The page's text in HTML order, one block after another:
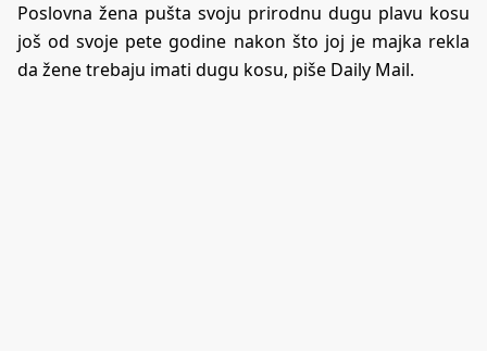
Poslovna žena pušta svoju prirodnu dugu plavu kosu
još od svoje pete godine nakon što joj je majka rekla
da žene trebaju imati dugu kosu, piše Daily Mail.